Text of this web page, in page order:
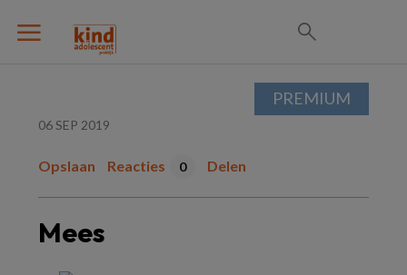
06 SEP 2019
Opslaan Reacties 0 Delen
Mees
PREMIUM